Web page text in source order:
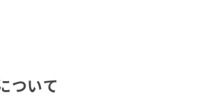
ついて